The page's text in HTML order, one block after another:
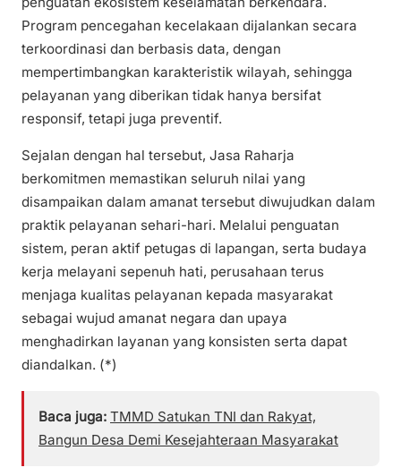
Program pencegahan kecelakaan dijalankan secara
terkoordinasi dan berbasis data, dengan
mempertimbangkan karakteristik wilayah, sehingga
pelayanan yang diberikan tidak hanya bersifat
responsif, tetapi juga preventif.
Sejalan dengan hal tersebut, Jasa Raharja
berkomitmen memastikan seluruh nilai yang
disampaikan dalam amanat tersebut diwujudkan dalam
praktik pelayanan sehari-hari. Melalui penguatan
sistem, peran aktif petugas di lapangan, serta budaya
kerja melayani sepenuh hati, perusahaan terus
menjaga kualitas pelayanan kepada masyarakat
sebagai wujud amanat negara dan upaya
menghadirkan layanan yang konsisten serta dapat
diandalkan. (*)
Baca juga: TMMD Satukan TNI dan Rakyat,
Bangun Desa Demi Kesejahteraan Masyarakat